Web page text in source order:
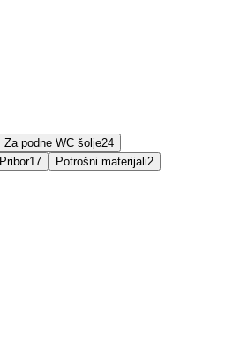
Za podne WC šolje24
Pribor17 Potrošni materijali2